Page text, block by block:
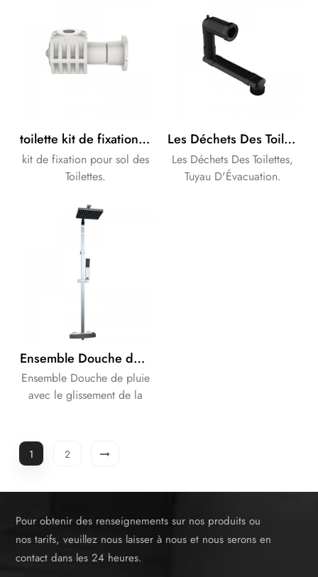
toilette kit de fixation en haut et en bas des options
kit de fixation pour sol des
Toilettes.
Les Déchets Des Toilettes, Tuyau D'Évacuation
Les Déchets Des Toilettes,
Tuyau D'Évacuation.
Ensemble Douche de pluie avec le glissement de la main support de douche pour la salle de bains solution
Ensemble Douche de pluie
avec le glissement de la
1 2
Pour obtenir des renseignements sur nos produits ou
nos tarifs, veuillez nous laisser à nous et nous serons en
contact dans les 24 heures.